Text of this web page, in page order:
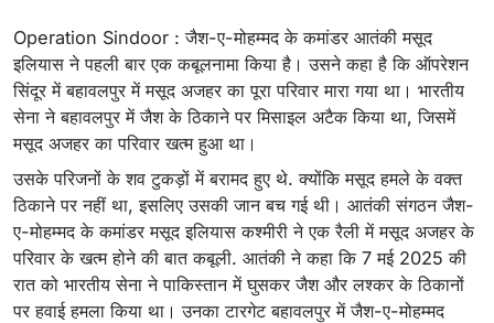
Operation Sindoor : जैश-ए-मोहम्मद के कमांडर आतंकी मसूद
इलियास ने पहली बार एक कबूलनामा किया है। उसने कहा है कि ऑपरेशन
सिंदूर में बहावलपुर में मसूद अजहर का पूरा परिवार मारा गया था। भारतीय
सेना ने बहावलपुर में जैश के ठिकाने पर मिसाइल अटैक किया था, जिसमें
मसूद अजहर का परिवार खत्म हुआ था।
उसके परिजनों के शव टुकड़ों में बरामद हुए थे. क्योंकि मसूद हमले के वक्त
ठिकाने पर नहीं था, इसलिए उसकी जान बच गई थी। आतंकी संगठन जैश-
ए-मोहम्मद के कमांडर मसूद इलियास कश्मीरी ने एक रैली में मसूद अजहर के
परिवार के खत्म होने की बात कबूली. आतंकी ने कहा कि 7 मई 2025 की
रात को भारतीय सेना ने पाकिस्तान में घुसकर जैश और लश्कर के ठिकानों
पर हवाई हमला किया था। उनका टारगेट बहावलपुर में जैश-ए-मोहम्मद